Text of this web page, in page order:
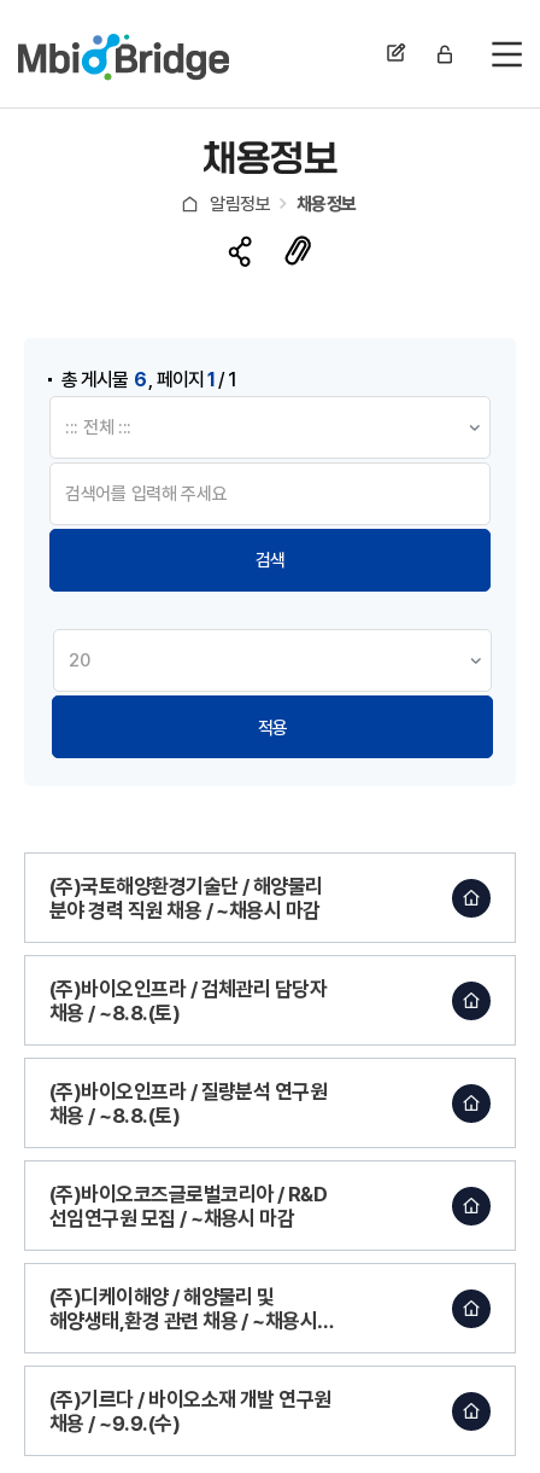
전
채용정보
알림정보 채용정보
총 게시물 6 ,페이지1/ 1
적용
(주)국토해양환경기술단 / 해양물리
분야 경력 직원 채용 / ~채용시 마감
(주)바이오인프라 / 검체관리 담당자
채용 / ~8.8.(토)
(주)바이오인프라 / 질량분석 연구원
채용 / ~8.8.(토)
(주)바이오코즈글로벌코리아 / R&D
선임연구원 모집 / ~채용시 마감
(주)디케이해양 / 해양물리 및
해양생태,환경 관련 채용 / ~채용시
(주)기르다 / 바이오소재 개발 연구원
채용 / ~9.9.(수)